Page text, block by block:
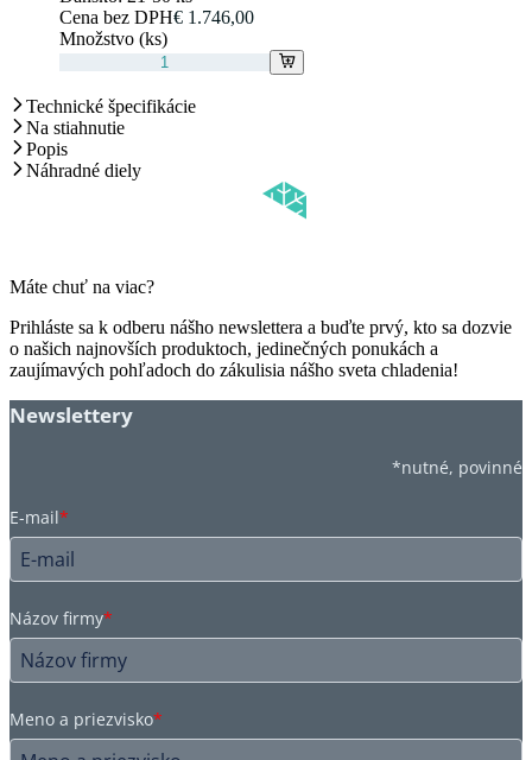
Cena bez DPH€ 1.746,00
Množstvo (ks)
Technické špecifikácie
Na stiahnutie
Popis
Náhradné diely
Máte chuť na viac?
Prihláste sa k odberu nášho newslettera a buďte prvý, kto sa dozvie
o našich najnovších produktoch, jedinečných ponukách a
zaujímavých pohľadoch do zákulisia nášho sveta chladenia!
Newslettery
*nutné, povinné
E-mail*
Názov firmy*
Meno a priezvisko*